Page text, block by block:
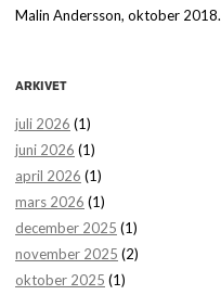
Malin Andersson, oktober 2018.
ARKIVET
juli 2026 (1)
juni 2026 (1)
april 2026 (1)
mars 2026 (1)
december 2025 (1)
november 2025 (2)
oktober 2025 (1)